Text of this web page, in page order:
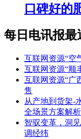
口碑好的
每日电讯报最
互联网资源“空
互联网资源“顺
互联网资源“广
售
从产地到货架-
全场景方案解析
智驭变革，洞
调经纬